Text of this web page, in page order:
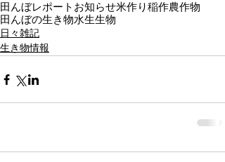
田んぼレポート お知らせ米作り稲作農作物
田んぼの生き物水生生物
日々雑記
生き物情報